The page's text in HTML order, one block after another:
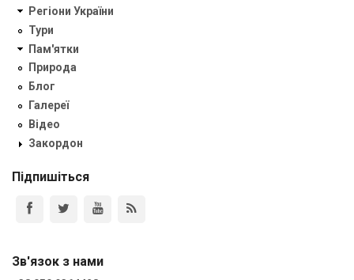
Регіони України
Тури
Пам'ятки
Природа
Блог
Галереї
Відео
Закордон
Підпишіться
Зв'язок з нами